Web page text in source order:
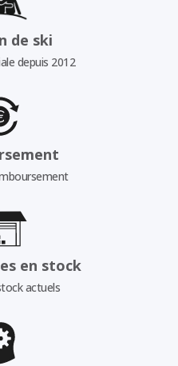
de ski
depuis 2012
en stock
actuels